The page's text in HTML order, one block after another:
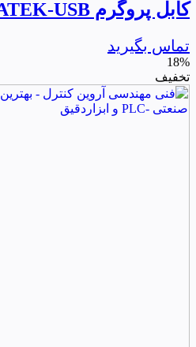
کابل پروگرم PLC FATEK-USB
تماس بگیرید
18%
تخفیف